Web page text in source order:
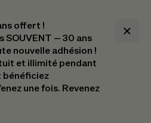
offert !
SOUVENT – 30 ans
nouvelle adhésion !​
et illimité pendant
bénéficiez
une fois. Revenez